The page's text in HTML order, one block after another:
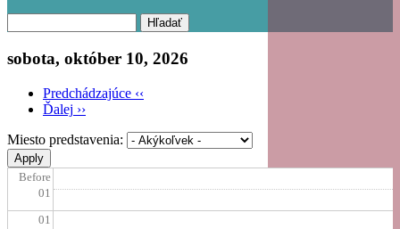
sobota, október 10, 2026
Pagination
Predchádzajúce ‹‹
Ďalej ››
Miesto predstavenia:
Before
01
01